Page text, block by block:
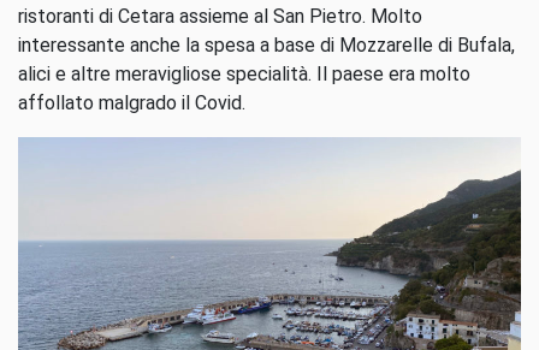
ristoranti di Cetara assieme al San Pietro. Molto
interessante anche la spesa a base di Mozzarelle di Bufala,
alici e altre meravigliose specialità. Il paese era molto
affollato malgrado il Covid.